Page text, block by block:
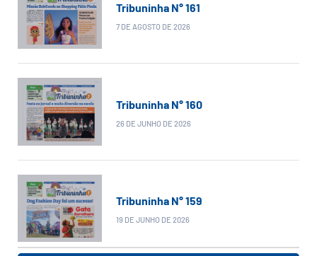
Tribuninha N° 161
7 DE AGOSTO DE 2026
Tribuninha N° 160
26 DE JUNHO DE 2026
Tribuninha N° 159
19 DE JUNHO DE 2026